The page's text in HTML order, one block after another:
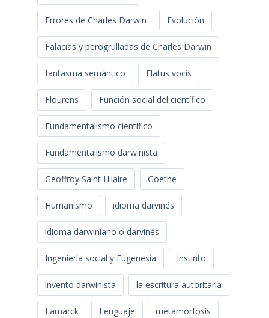
Errores de Charles Darwin Evolución
Falacias y perogrulladas de Charles Darwin
fantasma semántico Flatus vocis
Flourens Función social del científico
Fundamentalismo científico
Fundamentalismo darwinista
Geoffroy Saint Hilaire Goethe
Humanismo idioma darvinés
idioma darwiniano o darvinés
Ingeniería social y Eugenesia Instinto
invento darwinista la escritura autoritaria
Lamarck Lenguaje metamorfosis